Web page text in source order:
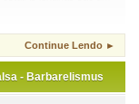
Continue Lendo ►
- Barbarelismus